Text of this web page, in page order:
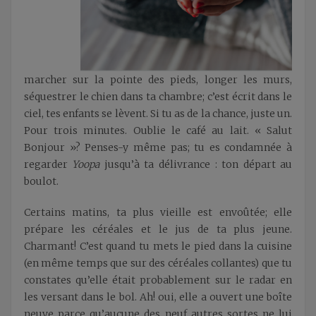
marcher sur la pointe des pieds, longer les murs,
séquestrer le chien dans ta chambre; c’est écrit dans le
ciel, tes enfants se lèvent. Si tu as de la chance, juste un.
Pour trois minutes. Oublie le café au lait. « Salut
Bonjour »? Penses-y même pas; tu es condamnée à
regarder Yoopajusqu’à ta délivrance : ton départ au
boulot.
Certains matins, ta plus vieille est envoûtée; elle
prépare les céréales et le jus de ta plus jeune.
Charmant! C’est quand tu mets le pied dans la cuisine
(en même temps que sur des céréales collantes) que tu
constates qu’elle était probablement sur le radar en
les versant dans le bol. Ah! oui, elle a ouvert une boîte